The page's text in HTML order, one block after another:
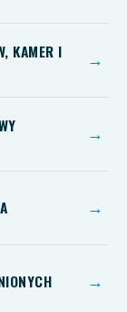
KAMER I →
→
→
→